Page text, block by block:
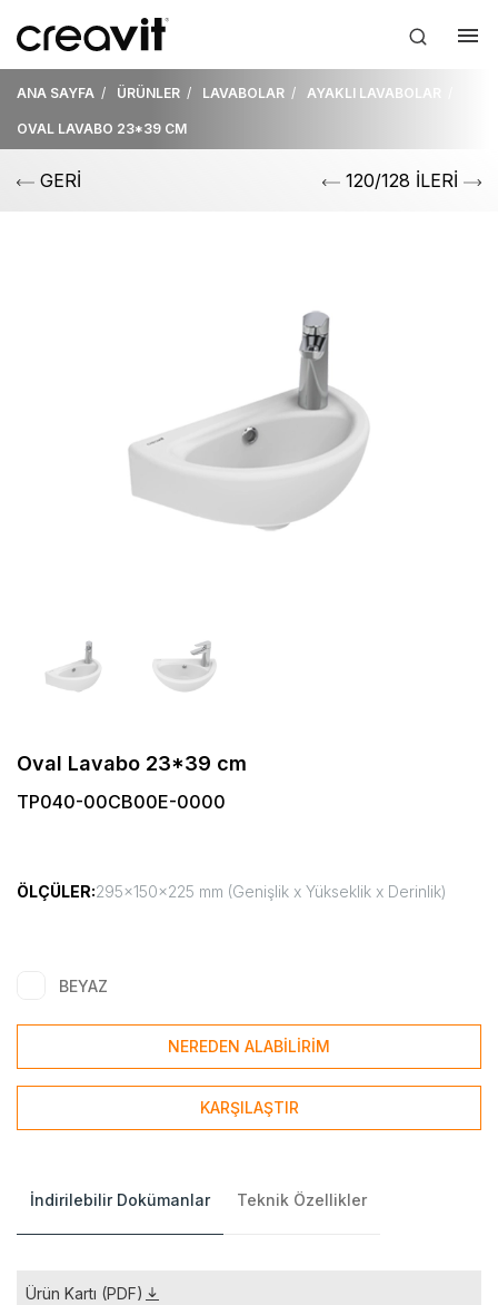
ANA SAYFA ÜRÜNLER LAVABOLAR AYAKLI LAVABOLAR
OVAL LAVABO 23*39 CM
GERİ 120/128 İLERİ
Oval Lavabo 23*39 cm
TP040-00CB00E-0000
ÖLÇÜLER:295x150x225 mm (Genişlik x Yükseklik x Derinlik)
BEYAZ
NEREDEN ALABİLİRİM
KARŞILAŞTIR
İndirilebilir Dokümanlar Teknik Özellikler
Ürün Kartı (PDF)